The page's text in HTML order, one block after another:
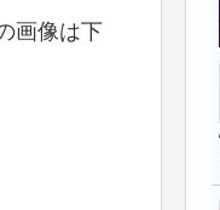
画像は下